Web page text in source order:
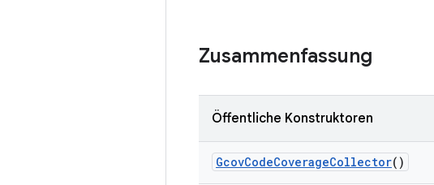
Zusammenfassung
Öffentliche Konstruktoren
GcovCodeCoverageCollector()